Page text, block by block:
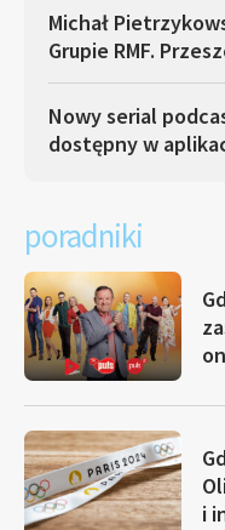
Michał
Grupie RMF.
Nowy serial
dostępny w
poradniki
i